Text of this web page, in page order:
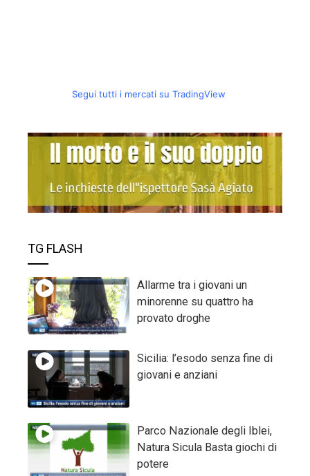
Segui tutti i mercati su TradingView
TG FLASH
Allarme tra i giovani un
minorenne su quattro ha
provato droghe
Sicilia: l’esodo senza fine di
giovani e anziani
Parco Nazionale degli Iblei,
Natura Sicula Basta giochi di
potere